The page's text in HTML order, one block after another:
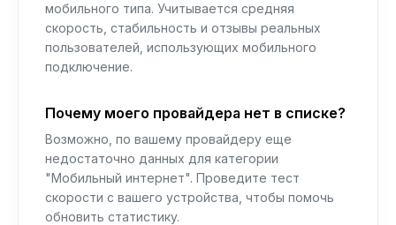
мобильного типа. Учитывается средняя
скорость, стабильность и отзывы реальных
пользователей, использующих мобильного
подключение.
Почему моего провайдера нет в списке?
Возможно, по вашему провайдеру еще
недостаточно данных для категории
"Мобильный интернет". Проведите тест
скорости с вашего устройства, чтобы помочь
обновить статистику.